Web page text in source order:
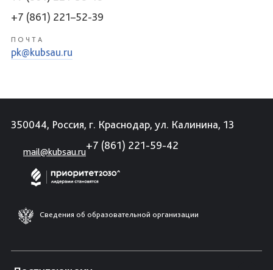
+7 (861) 221–52-39
ПОЧТА
pk@kubsau.ru
350044, Россия, г. Краснодар, ул. Калинина, 13
mail@kubsau.ru
+7 (861) 221-59-42
Сведения об образовательной организации